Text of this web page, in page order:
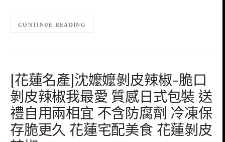
CONTINUE READING
[花蓮名產]沈嬤嬤剝皮辣椒-脆口
剝皮辣椒我最愛 質感日式包裝 送
禮自用兩相宜 不含防腐劑 冷凍保
存脆更久 花蓮宅配美食 花蓮剝皮